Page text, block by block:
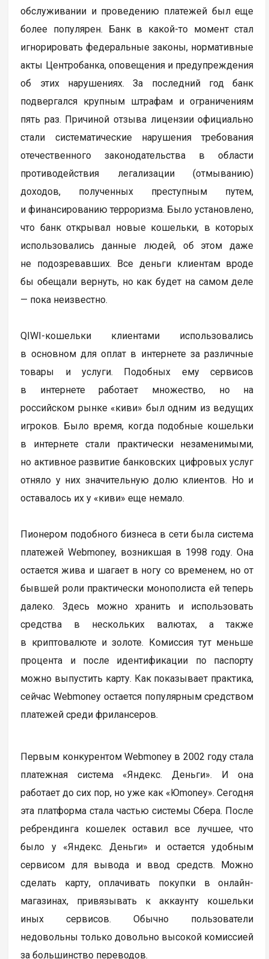
обслуживании и проведению платежей был еще
более популярен. Банк в какой-то момент стал
игнорировать федеральные законы, нормативные
акты Центробанка, оповещения и предупреждения
об этих нарушениях. За последний год банк
подвергался крупным штрафам и ограничениям
пять раз. Причиной отзыва лицензии официально
стали систематические нарушения требования
отечественного законодательства в области
противодействия легализации (отмыванию)
доходов, полученных преступным путем,
и финансированию терроризма. Было установлено,
что банк открывал новые кошельки, в которых
использовались данные людей, об этом даже
не подозревавших. Все деньги клиентам вроде
бы обещали вернуть, но как будет на самом деле
— пока неизвестно.
QIWI-кошельки клиентами использовались
в основном для оплат в интернете за различные
товары и услуги. Подобных ему сервисов
в интернете работает множество, но на
российском рынке «киви» был одним из ведущих
игроков. Было время, когда подобные кошельки
в интернете стали практически незаменимыми,
но активное развитие банковских цифровых услуг
отняло у них значительную долю клиентов. Но и
оставалось их у «киви» еще немало.
Пионером подобного бизнеса в сети была система
платежей Webmoney, возникшая в 1998 году. Она
остается жива и шагает в ногу со временем, но от
бывшей роли практически монополиста ей теперь
далеко. Здесь можно хранить и использовать
средства в нескольких валютах, а также
в криптовалюте и золоте. Комиссия тут меньше
процента и после идентификации по паспорту
можно выпустить карту. Как показывает практика,
сейчас Webmoney остается популярным средством
платежей среди фрилансеров.
Первым конкурентом Webmoney в 2002 году стала
платежная система «Яндекс. Деньги». И она
работает до сих пор, но уже как «Юmoney». Сегодня
эта платформа стала частью системы Сбера. После
ребрендинга кошелек оставил все лучшее, что
было у «Яндекс. Деньги» и остается удобным
сервисом для вывода и ввод средств. Можно
сделать карту, оплачивать покупки в онлайн-
магазинах, привязывать к аккаунту кошельки
иных сервисов. Обычно пользователи
недовольны только довольно высокой комиссией
за большинство переводов.